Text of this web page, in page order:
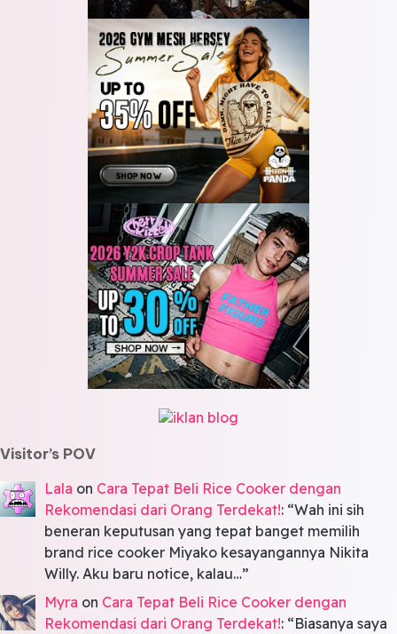
Visitor’s POV
Lala on Cara Tepat Beli Rice Cooker dengan
Rekomendasi dari Orang Terdekat!: “Wah ini sih
beneran keputusan yang tepat banget memilih
brand rice cooker Miyako kesayangannya Nikita
Willy. Aku baru notice, kalau…”
Myra on Cara Tepat Beli Rice Cooker dengan
Rekomendasi dari Orang Terdekat!: “Biasanya saya